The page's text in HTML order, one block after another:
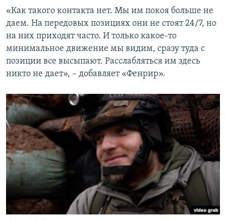
«Как такого контакта нет. Мы им покоя больше не
даем. На передовых позициях они не стоят 24/7, но
на них приходят часто. И только какое-то
минимальное движение мы видим, сразу туда с
позиции все высыпают. Расслабляться им здесь
никто не дает», – добавляет «Фенрир».